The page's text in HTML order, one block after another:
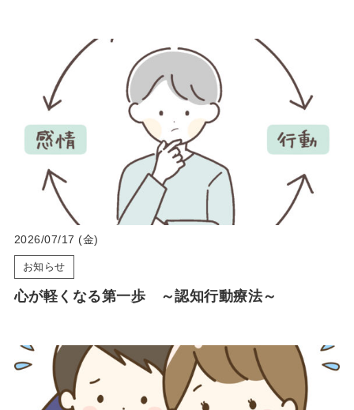
2026/07/17 (金)
お知らせ
心が軽くなる第一歩 ～認知行動療法～